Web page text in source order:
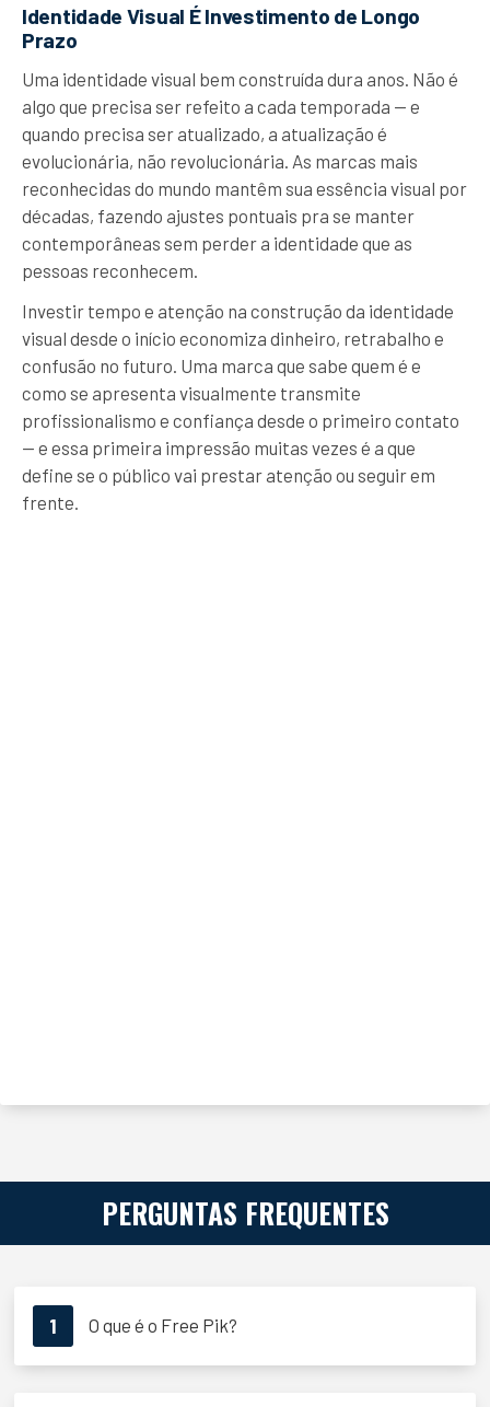
Identidade Visual É Investimento de Longo
Prazo
Uma identidade visual bem construída dura anos. Não é
algo que precisa ser refeito a cada temporada — e
quando precisa ser atualizado, a atualização é
evolucionária, não revolucionária. As marcas mais
reconhecidas do mundo mantêm sua essência visual por
décadas, fazendo ajustes pontuais pra se manter
contemporâneas sem perder a identidade que as
pessoas reconhecem.
Investir tempo e atenção na construção da identidade
visual desde o início economiza dinheiro, retrabalho e
confusão no futuro. Uma marca que sabe quem é e
como se apresenta visualmente transmite
profissionalismo e confiança desde o primeiro contato
— e essa primeira impressão muitas vezes é a que
define se o público vai prestar atenção ou seguir em
frente.
PERGUNTAS FREQUENTES
1 O que é o Free Pik?